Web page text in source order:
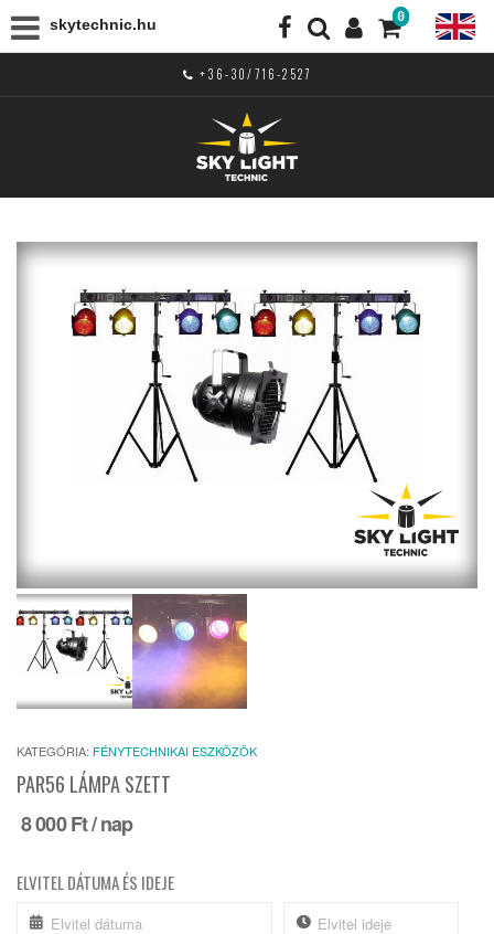
skytechnic.hu 0
+36-30/716-2527
KATEGÓRIA: FÉNYTECHNIKAI ESZKÖZÖK
PAR56 LÁMPA SZETT
8 000Ft/ nap
ELVITEL DÁTUMA ÉS IDEJE